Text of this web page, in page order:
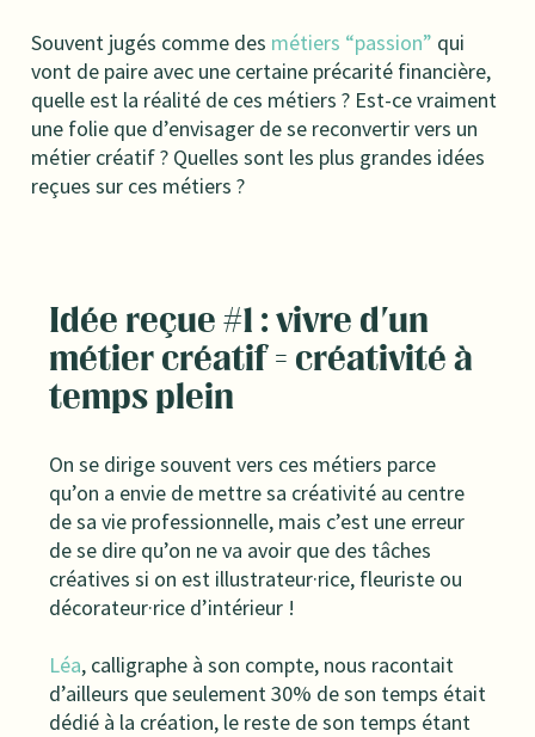
Souvent jugés comme des métiers “passion” qui
vont de paire avec une certaine précarité financière,
quelle est la réalité de ces métiers ? Est-ce vraiment
une folie que d’envisager de se reconvertir vers un
métier créatif ? Quelles sont les plus grandes idées
reçues sur ces métiers ?
Idée reçue #1 : vivre d'un
métier créatif = créativité à
temps plein
On se dirige souvent vers ces métiers parce
qu’on a envie de mettre sa créativité au centre
de sa vie professionnelle, mais c’est une erreur
de se dire qu’on ne va avoir que des tâches
créatives si on est illustrateur·rice, fleuriste ou
décorateur·rice d’intérieur !
Léa, calligraphe à son compte, nous racontait
d’ailleurs que seulement 30% de son temps était
dédié à la création, le reste de son temps étant